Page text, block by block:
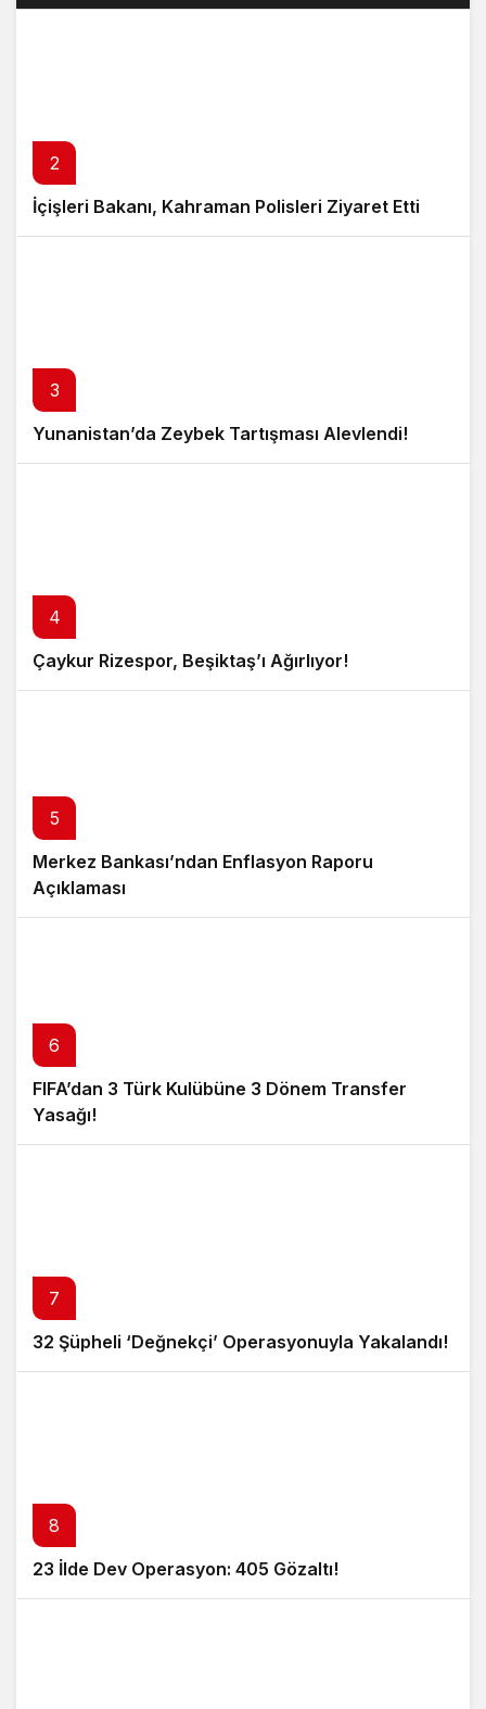
2
İçişleri Bakanı, Kahraman Polisleri Ziyaret Etti
3
Yunanistan’da Zeybek Tartışması Alevlendi!
4
Çaykur Rizespor, Beşiktaş’ı Ağırlıyor!
5
Merkez Bankası’ndan Enflasyon Raporu
Açıklaması
6
FIFA’dan 3 Türk Kulübüne 3 Dönem Transfer
Yasağı!
7
32 Şüpheli ‘Değnekçi’ Operasyonuyla Yakalandı!
8
23 İlde Dev Operasyon: 405 Gözaltı!